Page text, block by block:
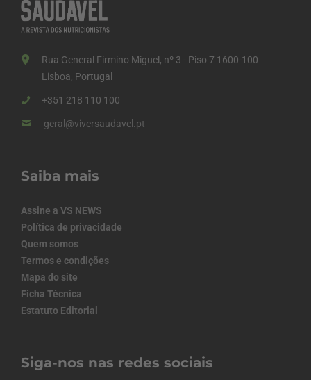
Rua General Firmino Miguel, nº 3 - Piso 7 1600-100
Lisboa, Portugal
+351 218 110 100
geral@viversaudavel.pt
Saiba mais
Assine a VS NEWS
Política de privacidade
Quem somos
Termos e condições
Mapa do site
Ficha Técnica
Estatuto Editorial
Siga-nos nas redes sociais